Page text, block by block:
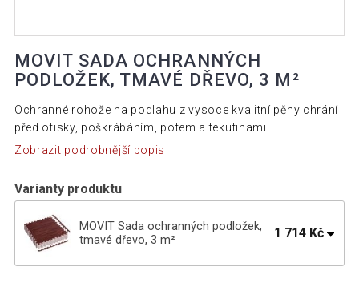
MOVIT SADA OCHRANNÝCH
PODLOŽEK, TMAVÉ DŘEVO, 3 M²
Ochranné rohože na podlahu z vysoce kvalitní pěny chrání
před otisky, poškrábáním, potem a tekutinami.
Zobrazit podrobnější popis
Varianty produktu
MOVIT Sada ochranných podložek,
tmavé dřevo, 3 m²
1 714 Kč